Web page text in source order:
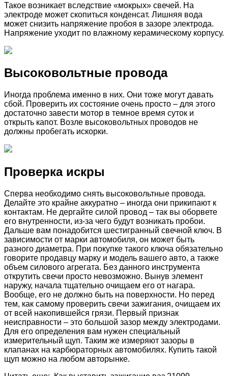
Такое возникает вследствие «мокрых» свечей. На
электроде может скопиться конденсат. Лишняя вода
может снизить напряжение пробоя в зазоре электрода.
Напряжение уходит по влажному керамическому корпусу.
Высоковольтные провода
Иногда проблема именно в них. Они тоже могут давать
сбой. Проверить их состояние очень просто – для этого
достаточно завести мотор в темное время суток и
открыть капот. Возле высоковольтных проводов не
должны пробегать искорки.
Проверка искры
Сперва необходимо снять высоковольтные провода.
Делайте это крайне аккуратно – иногда они прикипают к
контактам. Не дергайте силой провод – так вы оборвете
его внутренности, из-за чего будут возникать пробои.
Дальше вам понадобится шестигранный свечной ключ. В
зависимости от марки автомобиля, он может быть
разного диаметра. При покупке такого ключа обязательно
говорите продавцу марку и модель вашего авто, а также
объем силового агрегата. Без данного инструмента
открутить свечи просто невозможно. Вынув элемент
наружу, начала тщательно очищаем его от нагара.
Вообще, его не должно быть на поверхности. Но перед
тем, как самому проверить свечи зажигания, очищаем их
от всей накопившейся грязи. Первый признак
неисправности – это большой зазор между электродами.
Для его определения вам нужен специальный
измерительный щуп. Таким же измеряют зазоры в
клапанах на карбюраторных автомобилях. Купить такой
щуп можно на любом авторынке.